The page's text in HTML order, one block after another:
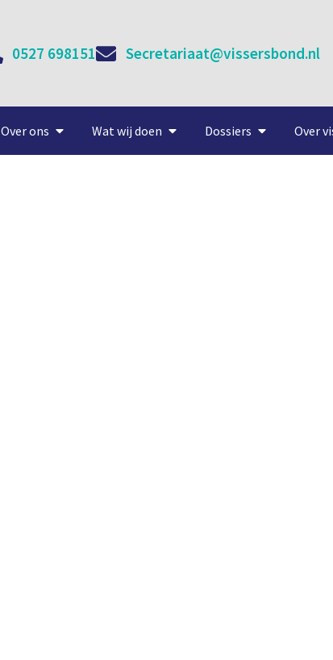
0527 698151 Secretariaat@vissersbond.nl
Over ons Wat wij doen Dossiers Over